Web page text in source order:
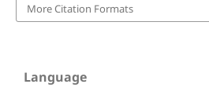
More Citation Formats
Language